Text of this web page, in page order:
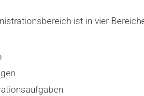
ist in vier